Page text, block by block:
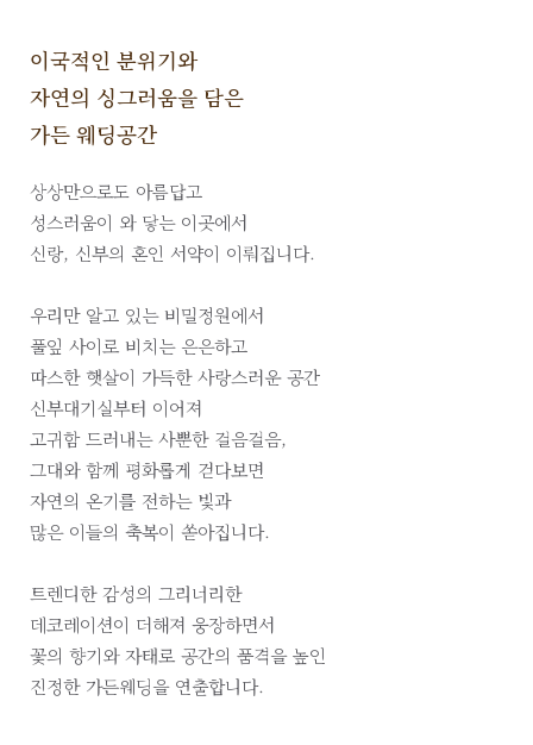
이국적인 분위기와
자연의 싱그러움을 담은
가든 웨딩공간
상상만으로도 아름답고
성스러움이 와 닿는 이곳에서
신랑, 신부의 혼인 서약이 이뤄집니다.
우리만 알고 있는 비밀정원에서
풀잎 사이로 비치는 은은하고
따스한 햇살이 가득한 사랑스러운 공간
신부대기실부터 이어져
고귀함 드러내는 사뿐한 걸음걸음,
그대와 함께 평화롭게 걷다보면
자연의 온기를 전하는 빛과
많은 이들의 축복이 쏟아집니다.
트렌디한 감성의 그리너리한
데코레이션이 더해져 웅장하면서
꽃의 향기와 자태로 공간의 품격을 높인
진정한 가든웨딩을 연출합니다.